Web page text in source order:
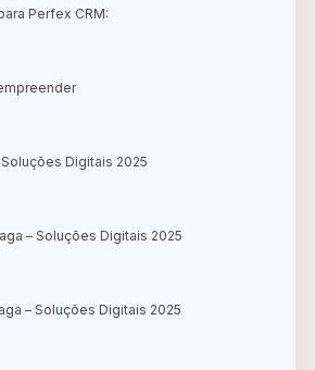
Perfex CRM:
Digitais 2025
– Soluções Digitais 2025
– Soluções Digitais 2025